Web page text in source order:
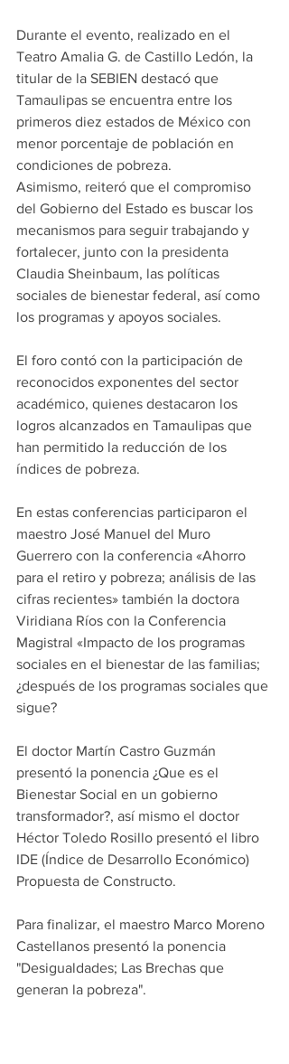
Durante el evento, realizado en el
Teatro Amalia G. de Castillo Ledón, la
titular de la SEBIEN destacó que
Tamaulipas se encuentra entre los
primeros diez estados de México con
menor porcentaje de población en
condiciones de pobreza.
Asimismo, reiteró que el compromiso
del Gobierno del Estado es buscar los
mecanismos para seguir trabajando y
fortalecer, junto con la presidenta
Claudia Sheinbaum, las políticas
sociales de bienestar federal, así como
los programas y apoyos sociales.
El foro contó con la participación de
reconocidos exponentes del sector
académico, quienes destacaron los
logros alcanzados en Tamaulipas que
han permitido la reducción de los
índices de pobreza.
En estas conferencias participaron el
maestro José Manuel del Muro
Guerrero con la conferencia «Ahorro
para el retiro y pobreza; análisis de las
cifras recientes» también la doctora
Viridiana Ríos con la Conferencia
Magistral «Impacto de los programas
sociales en el bienestar de las familias;
¿después de los programas sociales que
sigue?
El doctor Martín Castro Guzmán
presentó la ponencia ¿Que es el
Bienestar Social en un gobierno
transformador?, así mismo el doctor
Héctor Toledo Rosillo presentó el libro
IDE (Índice de Desarrollo Económico)
Propuesta de Constructo.
Para finalizar, el maestro Marco Moreno
Castellanos presentó la ponencia
"Desigualdades; Las Brechas que
generan la pobreza".